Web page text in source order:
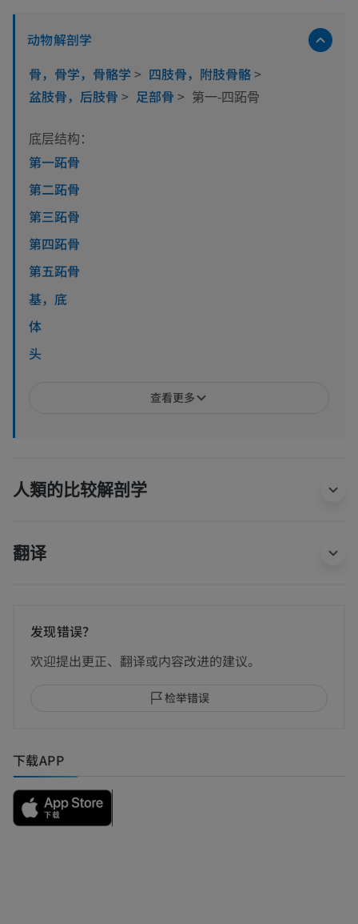
动物解剖学
骨，骨学，骨骼学 > 四肢骨，附肢骨骼>
盆肢骨，后肢骨 > 足部骨 > 第一-四跖骨
底层结构：
第一跖骨
第二跖骨
第三跖骨
第四跖骨
第五跖骨
基，底
体
头
查看更多
人類的比较解剖学
翻译
发现错误？
欢迎提出更正、翻译或内容改进的建议。
检举错误
下载APP